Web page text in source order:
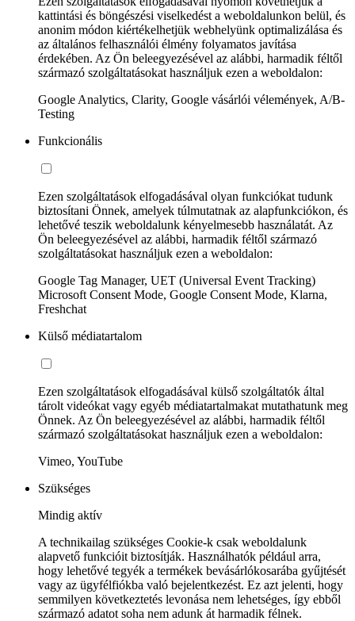
kattintási és böngészési viselkedést a weboldalunkon belül, és
anonim módon kiértékelhetjük webhelyünk optimalizálása és
az általános felhasználói élmény folyamatos javítása
érdekében. Az Ön beleegyezésével az alábbi, harmadik féltől
származó szolgáltatásokat használjuk ezen a weboldalon:
Google Analytics, Clarity, Google vásárlói vélemények, A/B-
Testing
Funkcionális
Ezen szolgáltatások elfogadásával olyan funkciókat tudunk
biztosítani Önnek, amelyek túlmutatnak az alapfunkciókon, és
lehetővé teszik weboldalunk kényelmesebb használatát. Az
Ön beleegyezésével az alábbi, harmadik féltől származó
szolgáltatásokat használjuk ezen a weboldalon:
Google Tag Manager, UET (Universal Event Tracking)
Microsoft Consent Mode, Google Consent Mode, Klarna,
Freshchat
Külső médiatartalom
Ezen szolgáltatások elfogadásával külső szolgáltatók által
tárolt videókat vagy egyéb médiatartalmakat mutathatunk meg
Önnek. Az Ön beleegyezésével az alábbi, harmadik féltől
származó szolgáltatásokat használjuk ezen a weboldalon:
Vimeo, YouTube
Szükséges
Mindig aktív
A technikailag szükséges Cookie-k csak weboldalunk
alapvető funkcióit biztosítják. Használhatók például arra,
hogy lehetővé tegyék a termékek bevásárlókosarába gyűjtését
vagy az ügyfélfiókba való bejelentkezést. Ez azt jelenti, hogy
semmilyen következtetés levonása nem lehetséges, így ebből
származó adatot soha nem adunk át harmadik félnek.